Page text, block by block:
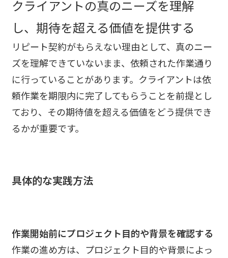
クライアントの真のニーズを理解
し、期待を超える価値を提供する
リピート契約がもらえない理由として、真のニー
ズを理解できていないまま、依頼された作業通り
に行っていることがあります。クライアントは依
頼作業を期限内に完了してもらうことを前提とし
ており、その期待値を超える価値をどう提供でき
るかが重要です。
具体的な実践方法
作業開始前にプロジェクト目的や背景を確認する
作業の進め方は、プロジェクト目的や背景によっ